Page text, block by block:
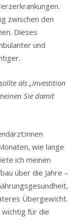
zwischen den
Dieses
und
als „Investition
Sie damit
wie lange
ich meinen
über die Jahre –
Übergewicht.
für die